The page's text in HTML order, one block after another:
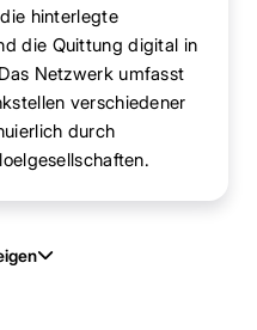
hinterlegte
die Quittung digital in
Netzwerk umfasst
verschiedener
durch